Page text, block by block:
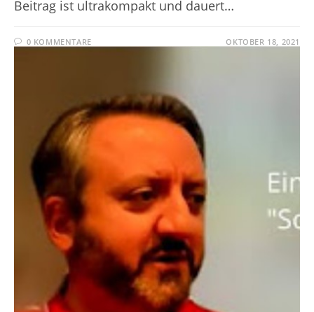
Beitrag ist ultrakompakt und dauert…
0 KOMMENTARE OKTOBER 18, 2021